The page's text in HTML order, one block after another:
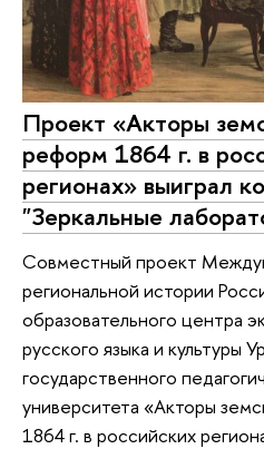
Проект «Акторы
реформ 1864 г. в
регионах» выиграл
"Зеркальные
Совместный проект
региональной истории
образовательного центра
русского языка и культуры
государственного
университета «Акторы
1864 г. в российских